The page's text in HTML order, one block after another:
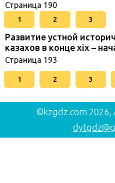
Страница 190
1 2 3
Развитие устной
казахов в конце xіх –
Страница 193
1 2 3
©kzgdz.com 2026,